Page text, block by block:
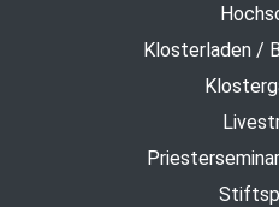
Klosterladen /